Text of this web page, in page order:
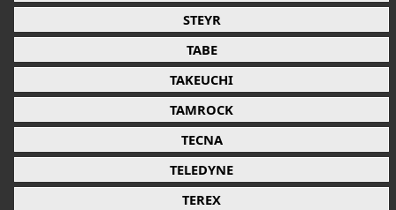
STEYR
TABE
TAKEUCHI
TAMROCK
TECNA
TELEDYNE
TEREX